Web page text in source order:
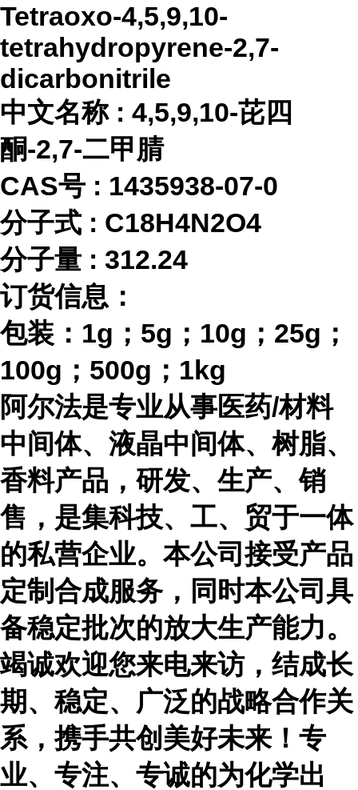
Tetraoxo-4,5,9,10-
tetrahydropyrene-2,7-
dicarbonitrile
中文名称 : 4,5,9,10-芘四
酮-2,7-二甲腈
CAS号 : 1435938-07-0
分子式 : C18H4N2O4
分子量 : 312.24
订货信息：
包装： 1g；5g；10g；25g；
100g；500g；1kg
阿尔法是专业从事医药/材料
中间体、液晶中间体、树脂、
香料产品，研发、生产、销
售，是集科技、工、贸于一体
的私营企业。本公司接受产品
定制合成服务，同时本公司具
备稳定批次的放大生产能力。
竭诚欢迎您来电来访，结成长
期、稳定、广泛的战略合作关
系，携手共创美好未来！专
业、专注、专诚的为化学出